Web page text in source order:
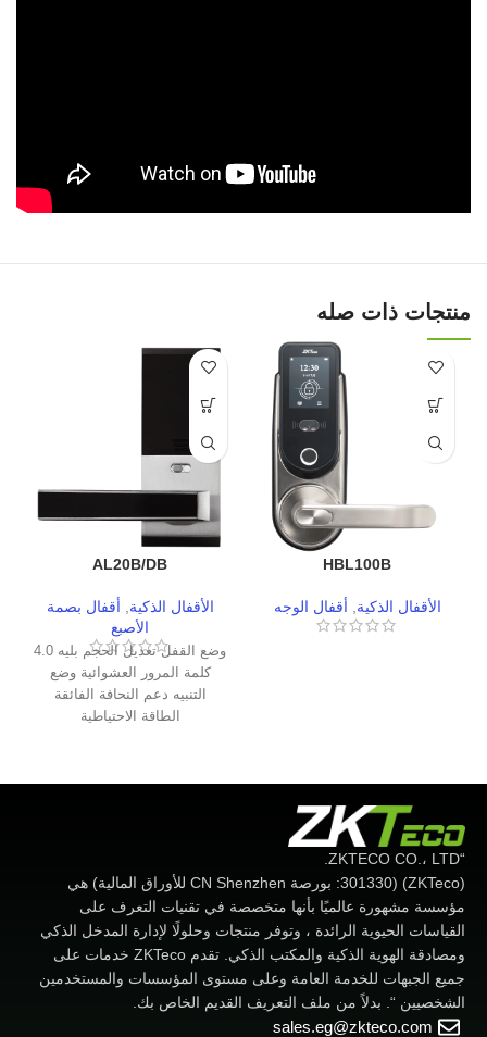
منتجات ذات صله
HBL100B
الأقفال الذكية أقفال الوجه
AL20B/DB
الأقفال الذكية
أقفال بصمة
الأصبع
وضع القفل تعديل الحجم بليه 4.0
كلمة المرور العشوائية وضع
التنبيه دعم النحافة الفائقة
الطاقة الاحتياطية
“ZKTECO CO.، LTD.
(ZKTeco) (301330: بورصة CN Shenzhen للأوراق المالية) هي
مؤسسة مشهورة عالميًا بأنها متخصصة في تقنيات التعرف على
القياسات الحيوية الرائدة ، وتوفر منتجات وحلولًا لإدارة المدخل الذكي
ومصادقة الهوية الذكية والمكتب الذكي. تقدم ZKTeco خدمات على
جميع الجبهات للخدمة العامة وعلى مستوى المؤسسات والمستخدمين
الشخصيين “. بدلاً من ملف التعريف القديم الخاص بك.
sales.eg@zkteco.com